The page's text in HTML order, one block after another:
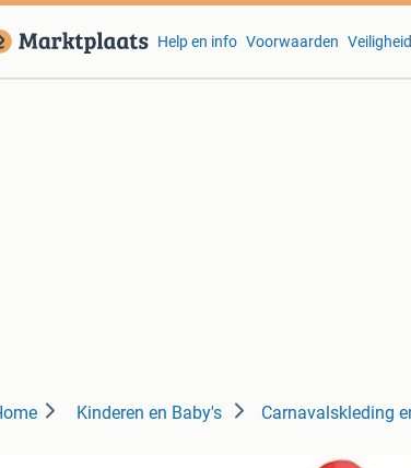
Help en info Voorwaarden
Kinderen en Baby's Carnavalskleding